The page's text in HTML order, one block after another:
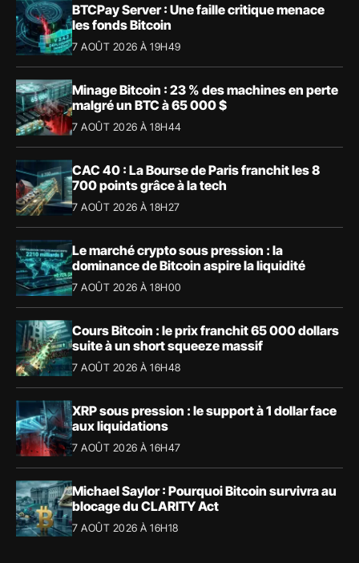
BTCPay Server : Une faille critique menace
les fonds Bitcoin
7 AOÛT 2026 À 19H49
Minage Bitcoin : 23 % des machines en perte
malgré un BTC à 65 000 $
7 AOÛT 2026 À 18H44
CAC 40 : La Bourse de Paris franchit les 8
700 points grâce à la tech
7 AOÛT 2026 À 18H27
Le marché crypto sous pression : la
dominance de Bitcoin aspire la liquidité
7 AOÛT 2026 À 18H00
Cours Bitcoin : le prix franchit 65 000 dollars
suite à un short squeeze massif
7 AOÛT 2026 À 16H48
XRP sous pression : le support à 1 dollar face
aux liquidations
7 AOÛT 2026 À 16H47
Michael Saylor : Pourquoi Bitcoin survivra au
blocage du CLARITY Act
7 AOÛT 2026 À 16H18